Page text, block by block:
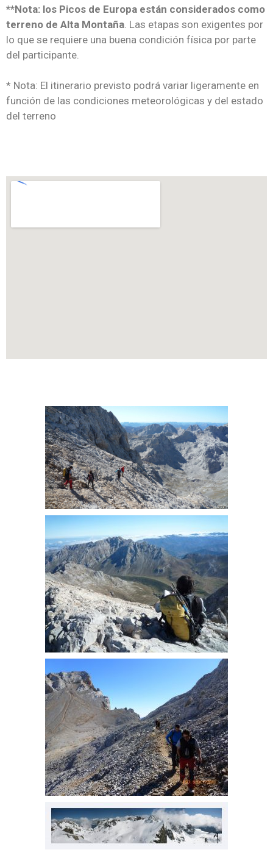
**Nota: los Picos de Europa están considerados como
terreno de Alta Montaña . Las etapas son exigentes por
lo que se requiere una buena condición física por parte
del participante.
* Nota: El itinerario previsto podrá variar ligeramente en
función de las condiciones meteorológicas y del estado
del terreno